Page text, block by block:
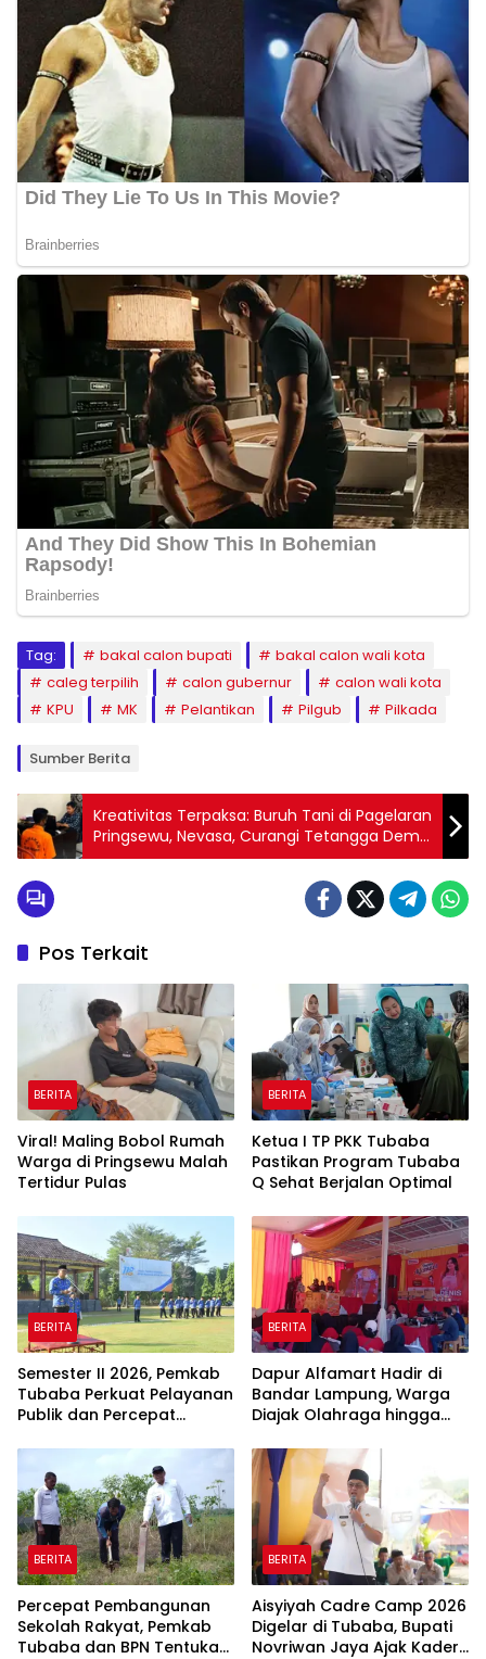
Tag: bakal calon bupati
bakal calon wali kota
caleg terpilih
calon gubernur
calon wali kota
KPU
MK Pelantikan Pilgub Pilkada
Sumber Berita
Kreativitas Terpaksa: Buruh Tani di Pagelaran
Pringsewu, Nevasa, Curangi Tetangga Demi
HP Meskipun Tak Punya Uang
Pos Terkait
BERITA
Viral! Maling Bobol Rumah
Warga di Pringsewu Malah
Tertidur Pulas
BERITA
Ketua I TP PKK Tubaba
Pastikan Program Tubaba
Q Sehat Berjalan Optimal
BERITA
Semester II 2026, Pemkab
Tubaba Perkuat Pelayanan
Publik dan Percepat
BERITA
Dapur Alfamart Hadir di
Bandar Lampung, Warga
Diajak Olahraga hingga
BERITA
Percepat Pembangunan
Sekolah Rakyat, Pemkab
Tubaba dan BPN Tentukan
BERITA
Aisyiyah Cadre Camp 2026
Digelar di Tubaba, Bupati
Novriwan Jaya Ajak Kader